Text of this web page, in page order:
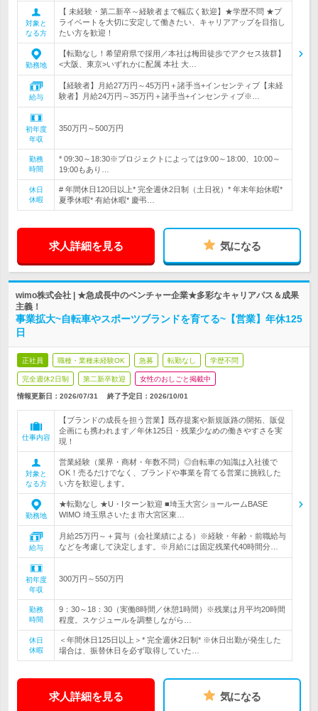
対象と
なる方
【 未経験・第二新卒～経験者まで幅広く歓迎】★学歴不問 ★プ
ライベートを大切に安定して働きたい、キャリアアップを目指し
たい方を歓迎！
勤務地
【転勤なし！希望府県で採用／本社は梅田徒歩でアクセス抜群】
<大阪、東京>いずれかに配属 本社 大…
給与
【経験者】月給27万円～45万円＋諸手当+インセンティブ【未経
験者】月給24万円～35万円＋諸手当+インセンティブ※…
初年度
年収
350万円～500万円
勤務
時間
* 09:30～18:30※プロジェクトによっては9:00～18:00、10:00～
19:00もあり…
休日
休暇
# 年間休日120日以上* 完全週休2日制（土日祝）* 年末年始休暇*
夏季休暇* 有給休暇* 慶弔…
求人詳細を見る 気になる
wimo株式会社 | ★急成長中のベンチャー企業★多彩なキャリアパス＆成果
主義！
事業拡大~自転車やスポーツブランドを育てる~【営業】年休125
日
正社員 職種・業種未経験OK 急募 転勤なし 学歴不問
完全週休2日制 第二新卒歓迎 女性のおしごと掲載中
情報更新日：2026/07/31 終了予定日： 2026/10/01
仕事内容
【ブランドの成長を担う営業】既存提案や新規販路の開拓、販促
企画にも携われます／年休125日・残業少なめの働きやすさを実
現！
対象と
なる方
営業経験（業界・商材・年数不問）◎自転車の知識は入社後で
OK！売るだけでなく、ブランドや事業を育てる営業に挑戦した
い方を歓迎します。
勤務地
★転勤なし ★U・Iターン歓迎 ■埼玉大宮ショールームBASE
WIMO 埼玉県さいたま市大宮区東…
給与
月給25万円～＋賞与（会社業績による）※経験・年齢・前職給与
などを考慮して決定します。※月給には固定残業代40時間分…
初年度
年収
300万円～550万円
勤務
時間
9：30～18：30（実働8時間／休憩1時間）※残業は月平均20時間
程度。スケジュールを調整しながら…
休日
休暇
＜年間休日125日以上＞* 完全週休2日制* ※休日出勤が発生した
場合は、振替休日を必ず取得していた…
求人詳細を見る 気になる